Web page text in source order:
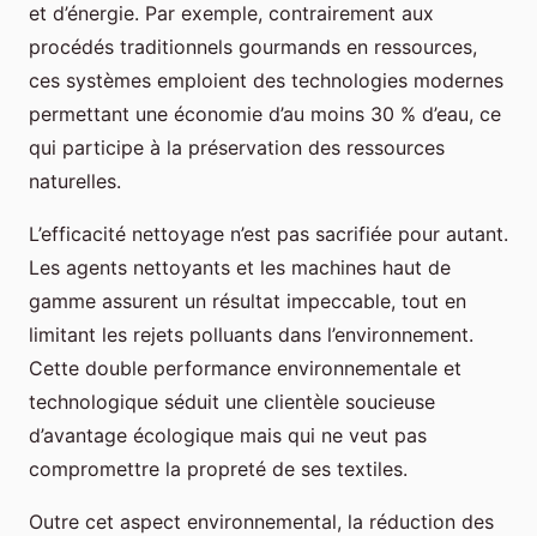
et d’énergie. Par exemple, contrairement aux
procédés traditionnels gourmands en ressources,
ces systèmes emploient des technologies modernes
permettant une économie d’au moins 30 % d’eau, ce
qui participe à la préservation des ressources
naturelles.
L’efficacité nettoyage n’est pas sacrifiée pour autant.
Les agents nettoyants et les machines haut de
gamme assurent un résultat impeccable, tout en
limitant les rejets polluants dans l’environnement.
Cette double performance environnementale et
technologique séduit une clientèle soucieuse
d’avantage écologique mais qui ne veut pas
compromettre la propreté de ses textiles.
Outre cet aspect environnemental, la réduction des